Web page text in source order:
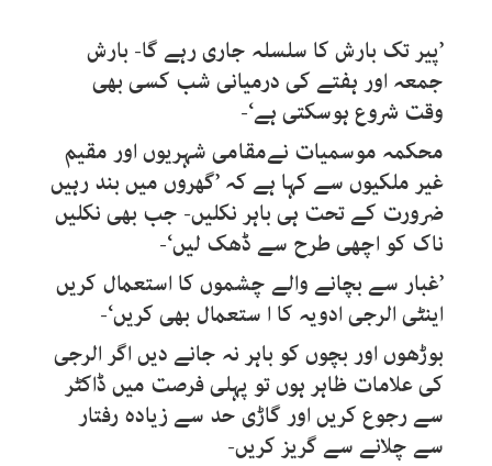
’پیر تک بارش کا سلسلہ جاری رہے گا- بارش
جمعہ اور ہفتے کی درمیانی شب کسی بھی
وقت شروع ہوسکتی ہے‘-
محکمہ موسمیات نےمقامی شہریوں اور مقیم
غیر ملکیوں سے کہا ہے کہ ’گھروں میں بند رہیں
ضرورت کے تحت ہی باہر نکلیں- جب بھی نکلیں
ناک کو اچھی طرح سے ڈھک لیں‘-
’غبار سے بچانے والے چشموں کا استعمال کریں
اینٹی الرجی ادویہ کا ا ستعمال بھی کریں‘-
بوڑھوں اور بچوں کو باہر نہ جانے دیں اگر الرجی
کی علامات ظاہر ہوں تو پہلی فرصت میں ڈاکٹر
سے رجوع کریں اور گاڑی حد سے زیادہ رفتار
سے چلانے سے گریز کریں-